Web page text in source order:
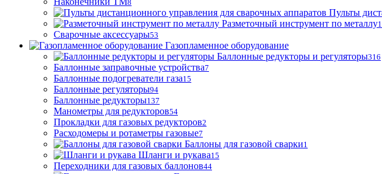
8
Пульты
Разметочный инструмент по металлу
Сварочные аксессуары53
Газопламенное оборудование
Баллонные редукторы и регуляторы316
Баллонные заправочные устройства7
Баллонные подогреватели газа15
Баллонные регуляторы94
Баллонные редукторы137
Манометры для редукторов54
Прокладки для газовых редукторов2
Расходомеры и ротаметры газовые7
Баллоны для газовой сварки1
Шланги и рукава15
Переходники для газовых баллонов44